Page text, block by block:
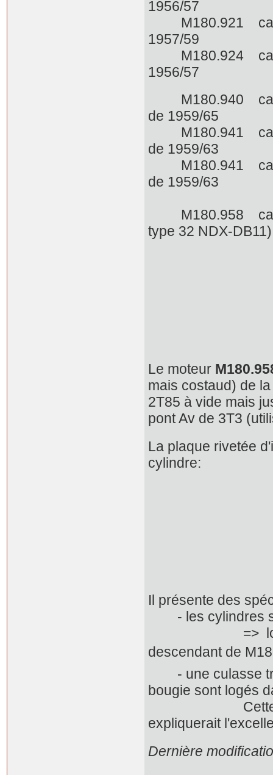
1956/57
M180.921
1957/59
M180.924
1956/57
M180.940
de 1959/65
M180.941
de 1959/63
M180.941
de 1959/63
M180.958
type 32 NDX-DB11)
Le moteur
mais costaud) de
2T85 à vide mais
pont Av de 3T3
La plaque rivetée
cylindre:
Il présente des
- les cylindres
=> lorsque
descendant de
- une culasse
bougie sont logés
Cette
expliquerait
Dernière